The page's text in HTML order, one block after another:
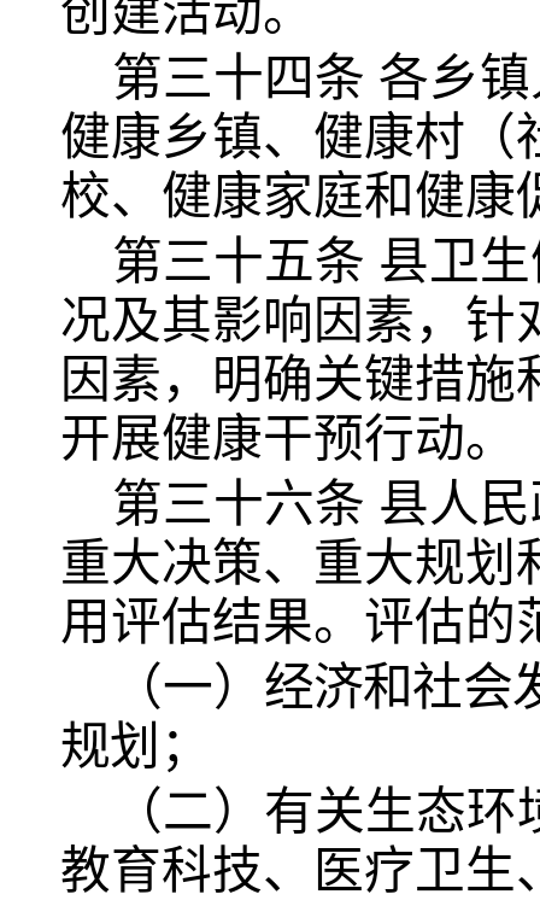
创建活动。
第三十四条 各乡
健康乡镇、健康村（
校、健康家庭和健康
第三十五条 县卫
况及其影响因素，针
因素，明确关键措
开展健康干预行动。
第三十六条 县人
重大决策、重大规划
用评估结果。评估的
（一） 经济和社会
规划；
（二）有关生态
教育科技、医疗卫生